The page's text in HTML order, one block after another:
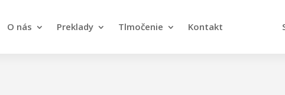
O nás Preklady Tlmočenie Kontakt